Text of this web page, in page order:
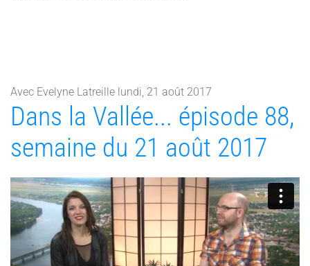
Avec Evelyne Latreille lundi, 21 août 2017
Dans la Vallée... épisode 88,
semaine du 21 août 2017